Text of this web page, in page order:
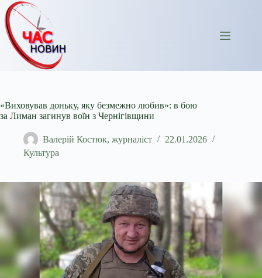
Перейти
до
вмісту
«Виховував доньку, яку безмежно любив»: в бою
за Лиман загинув воїн з Чернігівщини
Валерій Костюк, журналіст
22.01.2026
Культура